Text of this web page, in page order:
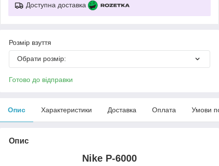
Доступна доставка
Розмір взуття
Обрати розмір:
Готово до відправки
Опис Характеристики Доставка Оплата Умови
Опис
Nike P-6000